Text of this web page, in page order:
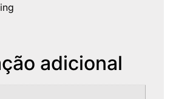
adicional